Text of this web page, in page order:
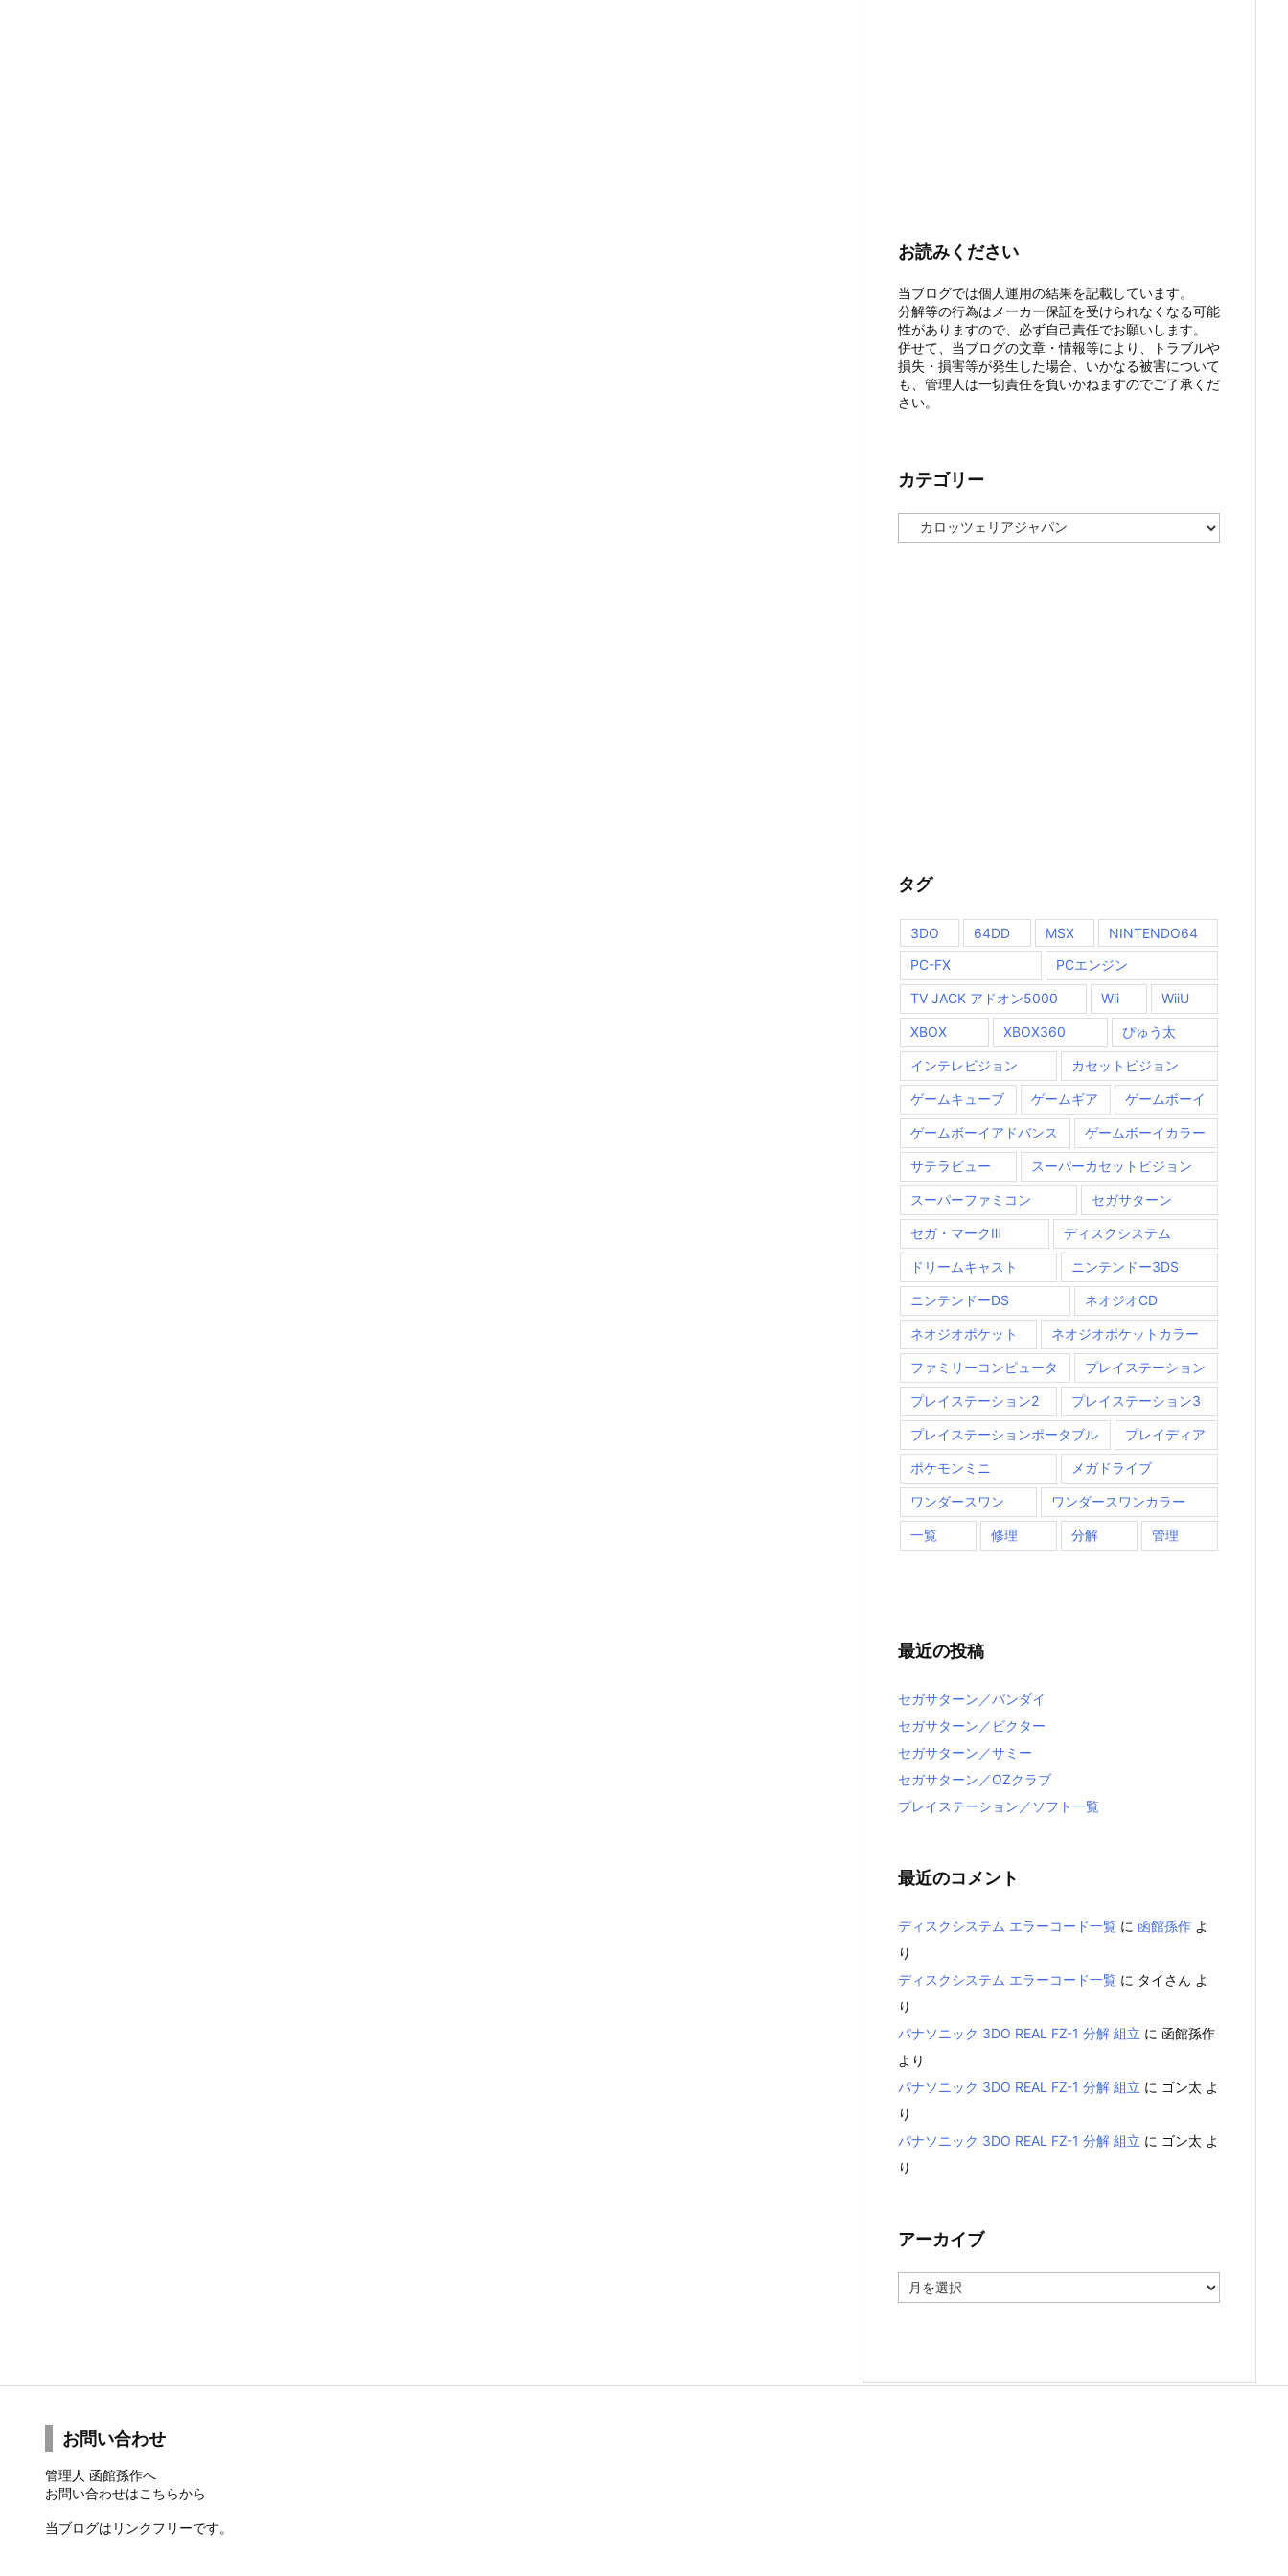
お読みください
当ブログでは個人運用の結果を記載しています。
分解等の行為はメーカー保証を受けられなくなる可能
性がありますので、必ず自己責任でお願いします。
併せて、当ブログの文章・情報等により、トラブルや
損失・損害等が発生した場合、いかなる被害について
も、管理人は一切責任を負いかねますのでご了承くだ
さい。
カテゴリー
テ
タグ
3DO 64DD MSX
NINTENDO64
PC-FX
PCエンジン
TV JACK アドオン5000 Wii WiiU
XBOX XBOX360 ぴゅう太
インテレビジョン カセットビジョン
ゲームキューブ ゲームギア ゲームボーイ
ゲームボーイアドバンス ゲームボーイカラー
サテラビュー スーパーカセットビジョン
スーパーファミコン セガサターン
セガ・マークⅢ ディスクシステム
ドリームキャスト ニンテンドー3DS
ニンテンドーDS ネオジオCD
ネオジオポケット ネオジオポケットカラー
ファミリーコンピュータ プレイステーション
プレイステーション2 プレイステーション3
プレイステーションポータブル プレイディア
ポケモンミニ メガドライブ
ワンダースワン ワンダースワンカラー
一覧 修理 分解 管理
最近の投稿
セガサターン／バンダイ
セガサターン／ビクター
セガサターン／サミー
セガサターン／OZクラブ
プレイステーション／ソフト一覧
最近のコメント
ディスクシステム エラーコード一覧 に 函館孫作 よ
り
ディスクシステム エラーコード一覧 に タイさん よ
り
パナソニック 3DO REAL FZ-1 分解 組立 に 函館孫作
より
パナソニック 3DO REAL FZ-1 分解 組立 に ゴン太 よ
り
パナソニック 3DO REAL FZ-1 分解 組立 に ゴン太 よ
り
アーカイブ
ー
お問い合わせ
管理人 函館孫作へ
お問い合わせはこちらから
当ブログはリンクフリーです。